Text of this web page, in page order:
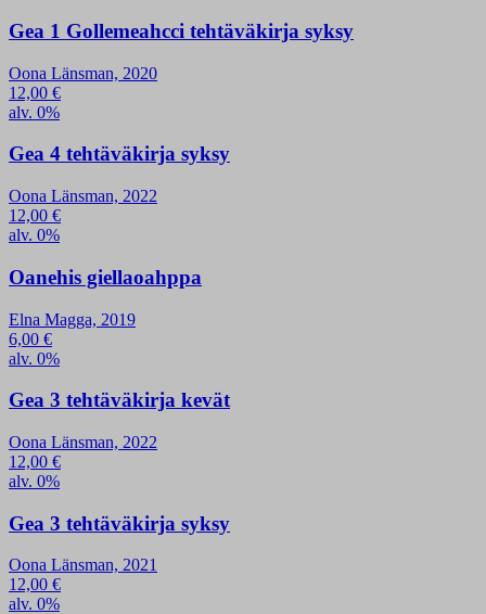
Gea 1 Gollemeahcci tehtäväkirja syksy
Oona Länsman, 2020
12,00 €
alv. 0%
Gea 4 tehtäväkirja syksy
Oona Länsman, 2022
12,00 €
alv. 0%
Oanehis giellaoahppa
Elna Magga, 2019
6,00 €
alv. 0%
Gea 3 tehtäväkirja kevät
Oona Länsman, 2022
12,00 €
alv. 0%
Gea 3 tehtäväkirja syksy
Oona Länsman, 2021
12,00 €
alv. 0%